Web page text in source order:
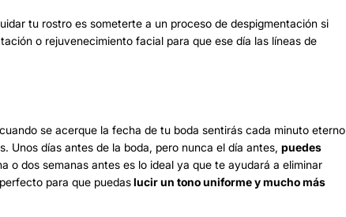
tu rostro es someterte a un proceso de despigmentación si
o rejuvenecimiento facial para que ese día las líneas de
se acerque la fecha de tu boda sentirás cada minuto eterno
Unos días antes de la boda, pero nunca el día antes, puedes
o dos semanas antes es lo ideal ya que te ayudará a eliminar
para que puedaslucir un tono uniforme y mucho más